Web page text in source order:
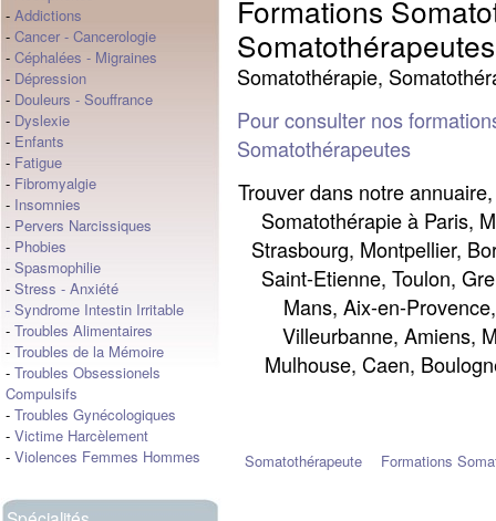
- Addictions
- Cancer - Cancerologie
- Céphalées - Migraines
- Dépression
- Douleurs - Souffrance
- Dyslexie
- Enfants
- Fatigue
- Fibromyalgie
- Insomnies
- Pervers Narcissiques
- Phobies
- Spasmophilie
- Stress - Anxiété
- Syndrome Intestin Irritable
- Troubles Alimentaires
- Troubles de la Mémoire
- Troubles Obsessionels
Compulsifs
- Troubles Gynécologiques
- Victime Harcèlement
- Violences Femmes Hommes
Formations
Somatothérapeutes
Somatothérapie,
Pour consulter nos
Somatothérapeutes
Trouver dans notre
Somatothérapie à Paris,
Strasbourg, Montpellier,
Saint-Etienne, Toulon,
Mans, Aix-en-
Villeurbanne, Amiens,
Mulhouse, Caen,
Somatothérapeute Formations